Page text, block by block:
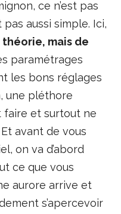
ce n’est pas
aussi simple. Ici,
mais de
paramétrages
les bons réglages
une pléthore
faire et surtout ne
avant de vous
on va d’abord
ce que vous
aurore arrive et
s’apercevoir